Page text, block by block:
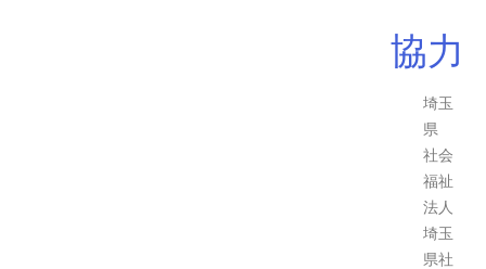
協力
埼玉
県
社会
福祉
法人
埼玉
県社